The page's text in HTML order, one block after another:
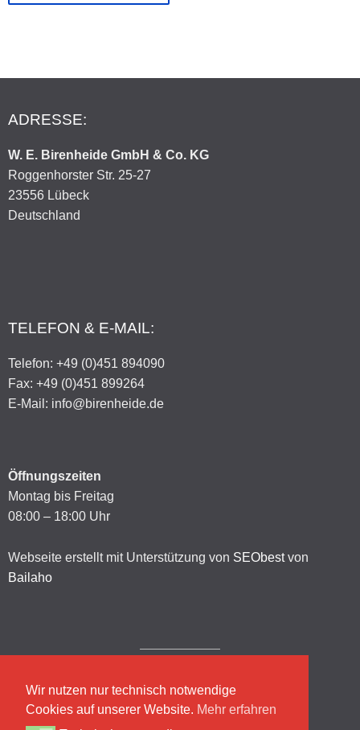
ADRESSE:
W. E. Birenheide GmbH & Co. KG
Roggenhorster Str. 25-27
23556 Lübeck
Deutschland
TELEFON & E-MAIL:
Telefon: +49 (0)451 894090
Fax: +49 (0)451 899264
E-Mail: info@birenheide.de
Öffnungszeiten
Montag bis Freitag
08:00 – 18:00 Uhr
Webseite erstellt mit Unterstützung von SEObestvon
Bailaho
Impressum
Datenschutzerklärung
Wir nutzen nur technisch notwendige
Cookies auf unserer Website. Mehr erfahren